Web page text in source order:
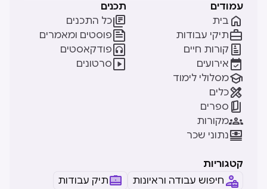
עמודים
בית 
תיקי עבודות
קורות חיים 
אירועים 
מסלולי לימוד
כלים
ספרים 
מקורות
נתוני שכר
תכנים
כל התכנים
פוסטים ומאמרים
פודקאסטים 
סרטונים 
קטגוריות
חיפוש עבודה וראיונות
תיק עבודות